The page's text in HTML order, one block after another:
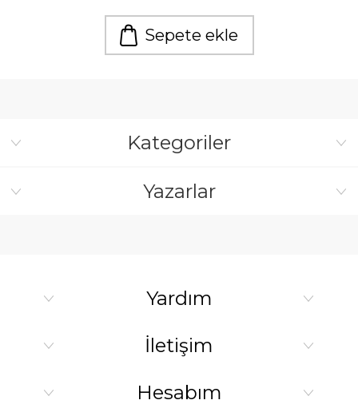
Sepete ekle
Kategoriler
Yazarlar
Yardım
İletişim
Hesabım